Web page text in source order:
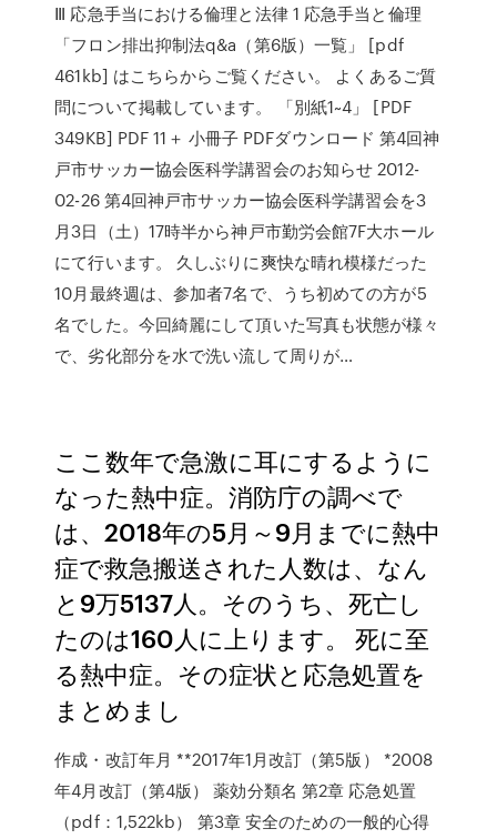
Ⅲ 応急手当における倫理と法律 1 応急手当と倫理
「フロン排出抑制法q&a（第6版）一覧」 [pdf
461kb] はこちらからご覧ください。 よくあるご質
問について掲載しています。 「別紙1~4」 [PDF
349KB] PDF 11＋ 小冊子 PDFダウンロード 第4回神
戸市サッカー協会医科学講習会のお知らせ 2012-
02-26 第4回神戸市サッカー協会医科学講習会を3
月3日（土）17時半から神戸市勤労会館7F大ホール
にて行います。 久しぶりに爽快な晴れ模様だった
10月最終週は、参加者7名で、うち初めての方が5
名でした。今回綺麗にして頂いた写真も状態が様々
で、劣化部分を水で洗い流して周りが…
ここ数年で急激に耳にするように
なった熱中症。消防庁の調べで
は、2018年の5月～9月までに熱中
症で救急搬送された人数は、なん
と9万5137人。そのうち、死亡し
たのは160人に上ります。 死に至
る熱中症。その症状と応急処置を
まとめまし
作成・改訂年月 **2017年1月改訂（第5版） *2008
年4月改訂（第4版） 薬効分類名 第2章 応急処置
（pdf：1,522kb） 第3章 安全のための一般的心得